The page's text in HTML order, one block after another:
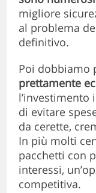
migliore
al problema
definitivo.
Poi dobbiamo
prettamente
l’investimento
di evitare
da cerette,
In più molti
pacchetti con
interessi,
competitiva.